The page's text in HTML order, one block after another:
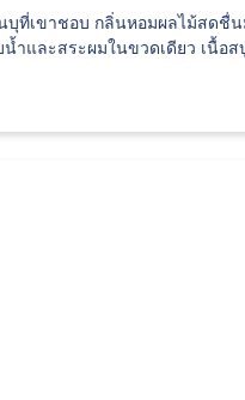
บุที่เขาชอบ กลิ่นหอมผลไม้สดชื่
ำและสระผมในขวดเดียว เนื้อส